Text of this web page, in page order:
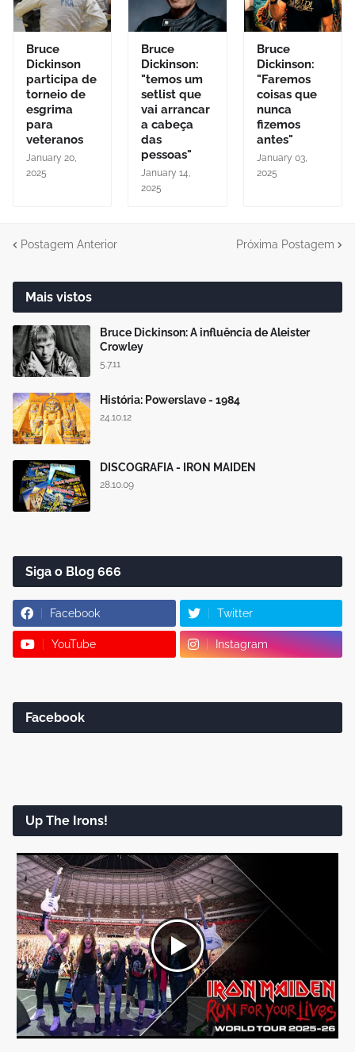
Bruce
Dickinson
participa de
torneio de
esgrima
para
veteranos
January 20,
2025
Bruce
Dickinson:
"temos um
setlist que
vai arrancar
a cabeça
das
pessoas"
January 14,
2025
Bruce
Dickinson:
"Faremos
coisas que
nunca
fizemos
antes"
January 03,
2025
Postagem Anterior Próxima Postagem
Mais vistos
Bruce Dickinson: A influência de Aleister
Crowley
5.7.11
História: Powerslave - 1984
24.10.12
DISCOGRAFIA - IRON MAIDEN
28.10.09
Siga o Blog 666
Facebook Twitter
YouTube Instagram
Facebook
Up The Irons!